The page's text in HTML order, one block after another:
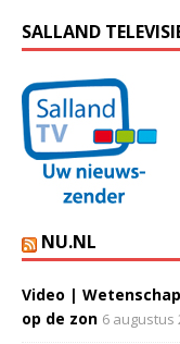
SALLAND
NU.NL
Video |
op de zon 6 augustus